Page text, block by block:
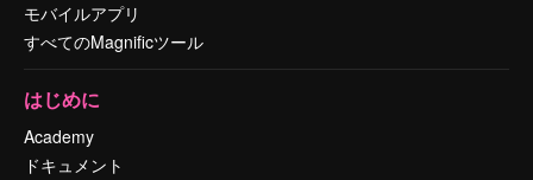
モバイルアプリ
すべてのMagnificツール
はじめに
Academy
ドキュメント